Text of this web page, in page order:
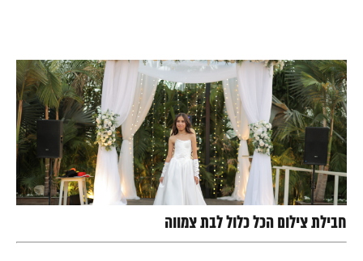
חבילת צילום הכל כלול לבת צמווה